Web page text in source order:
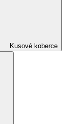
Kusové koberce